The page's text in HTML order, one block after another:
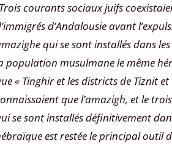
courants sociaux juifs
d’Andalousie avant
qui se sont installés dans
population musulmane le même
« Tinghir et les districts de Tiznit
que l’amazigh, et le
se sont installés définitivement
est restée le principal outil